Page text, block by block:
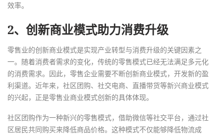
效率。
2、创新商业模式助力消费升级
零售业的创新商业模式是实现产业转型与消费升级的关键因素之
一。随着消费者需求的变化，传统的零售模式已经无法满足多元化
的消费需求。因此，零售企业需要不断创新商业模式，开发新的盈
利渠道。近年来，社区团购、社交电商、直播带货等新兴商业模式
的兴起，正是零售业商业模式创新的具体体现。
社区团购作为一种新兴的零售模式，借助微信等社交平台，通过社
区居民共同购买来降低商品价格。这种模式不仅能够降低物流成